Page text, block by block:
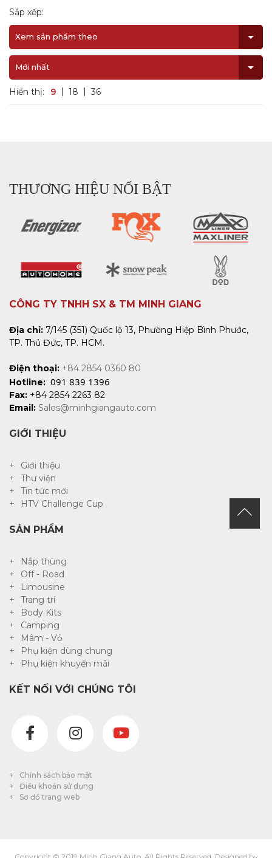
Sắp xếp:
Xem sản phẩm theo
Mới nhất
Hiển thị: 9 18 36
THƯƠNG HIỆU NỔI BẬT
CÔNG TY TNHH SX & TM MINH GIANG
Địa chỉ: 7/145 (351) Quốc lộ 13, Phường Hiệp Bình Phước,
TP. Thủ Đức, TP. HCM.
Điện thoại: +84 2854 0360 80
Hotline: 091 839 1396
Fax: +84 2854 2263 82
Email: Sales@minhgiangauto.com
GIỚI THIỆU
Giới thiệu
Thư viện
Tin tức mới
HTV Challenge Cup
SẢN PHẨM
Nắp thùng
Off - Road
Limousine
Trang trí
Body Kits
Camping
Mâm - Vỏ
Phụ kiện dùng chung
Phụ kiện khuyến mãi
KẾT NỐI VỚI CHÚNG TÔI
Chính sách bảo mật
Điều khoản sử dụng
Sơ đồ trang web